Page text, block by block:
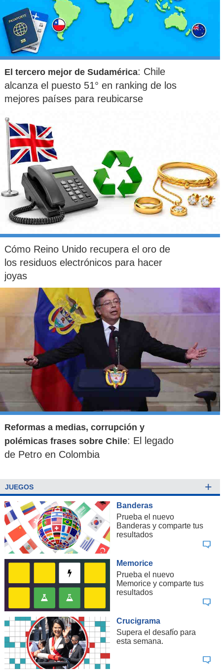
El tercero mejor de Sudamérica: Chile
alcanza el puesto 51° en ranking de los
mejores países para reubicarse
Cómo Reino Unido recupera el oro de
los residuos electrónicos para hacer
joyas
Reformas a medias, corrupción y
polémicas frases sobre Chile: El legado
de Petro en Colombia
JUEGOS +
Banderas
Prueba el nuevo
Banderas y comparte tus
resultados
Memorice
Prueba el nuevo
Memorice y comparte tus
resultados
Crucigrama
Supera el desafío para
esta semana.